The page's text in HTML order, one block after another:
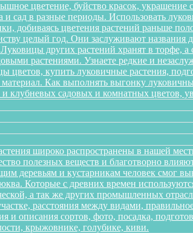
цветение, буйство красок, украшение
и сад в разные периоды. Использовать
добиваясь цветения растений раньше
целый год. Они заслуживают названия
других растений хранят в торфе,
растениями. Узнаете редкие и
цветов, купить луковичные растения,
Как выполнять выгонку
садовых и комнатных цветов,
широко распространены в нашей
полезных веществ и благотворно
деревьям и кустарникам человек смог
Которые с древних времен
а так же других промышленных
расстояния между видами,
и описания сортов, фото, посадка,
крыжовнике, голубике, киви.